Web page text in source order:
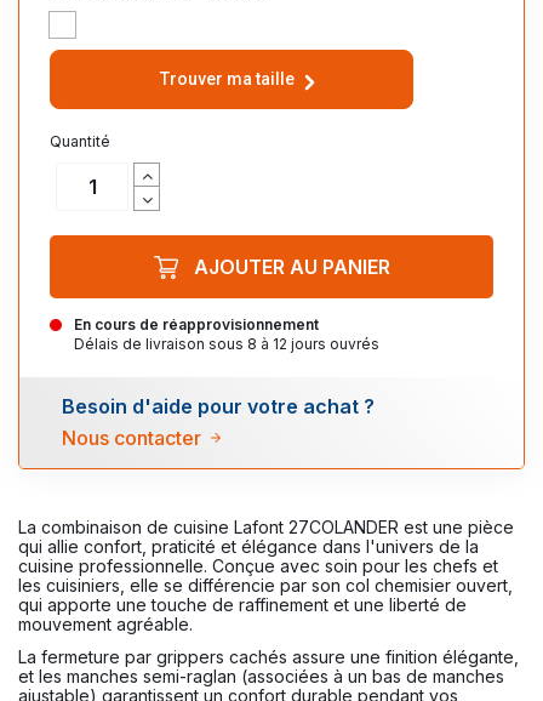
La combinaison de cuisine Lafont 27COLANDER est une pièce
qui allie confort, praticité et élégance dans l'univers de la
cuisine professionnelle. Conçue avec soin pour les chefs et
les cuisiniers, elle se différencie par son col chemisier ouvert,
qui apporte une touche de raffinement et une liberté de
mouvement agréable.
La fermeture par grippers cachés assure une finition élégante,
et les manches semi-raglan (associées à un bas de manches
ajustable) garantissent un confort durable pendant vos
Trouver ma taille
Quantité
En cours de réapprovisionnement
Délais de livraison sous 8 à 12 jours ouvrés
AJOUTER AU PANIER
Besoin d'aide pour votre achat ?
Nous contacter